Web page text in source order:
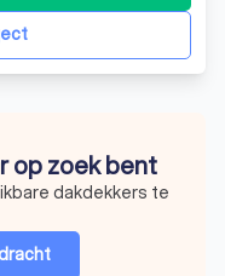
op zoek bent
dakdekkers te